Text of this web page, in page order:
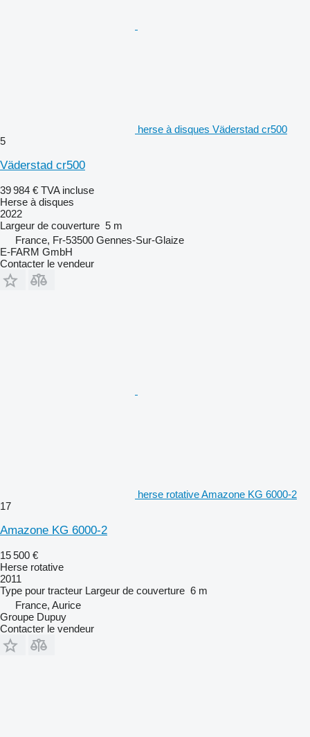
herse à disques Väderstad cr500
5
Väderstad cr500
39 984 € TVA incluse
Herse à disques
2022
Largeur de couverture 5 m
France, Fr-53500 Gennes-Sur-Glaize
E-FARM GmbH
Contacter le vendeur
herse rotative Amazone KG 6000-2
17
Amazone KG 6000-2
15 500 €
Herse rotative
2011
Type pour tracteur Largeur de couverture 6 m
France, Aurice
Groupe Dupuy
Contacter le vendeur